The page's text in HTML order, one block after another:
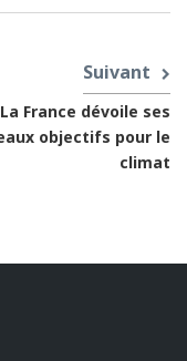
Suivant
La France dévoile ses
objectifs pour le
climat